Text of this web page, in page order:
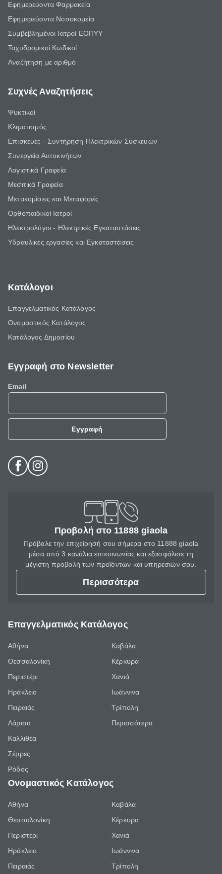
Εφημερεύοντα Φαρμακεία
Εφημερεύοντα Νοσοκομεία
Συμβεβλημένοι Ιατροί ΕΟΠΥΥ
Ταχυδρομικοί Κωδικοί
Αναζήτηση με αριθμό
Συχνές Αναζητήσεις
Ψυκτικοί
Κλιματισμός
Επισκευές - Συντήρηση Ηλεκτρικών Συσκευών
Συνεργεία Αυτοκινήτων
Λογιστικά Γραφεία
Μεσιτικά Γραφεία
Μετακομίσεις και Μεταφορές
Ορθοπαιδικοί Ιατροί
Ηλεκτρολόγοι - Ηλεκτρικές Εγκαταστάσεις
Υδραυλικές εργασίες και Εγκαταστάσεις
Κατάλογοι
Επαγγελματικός Κατάλογος
Ονομαστικός Κατάλογος
Κατάλογος Δημοσίου
Εγγραφή στο Newsletter
Email
Εγγραφή
Προβολή στο 11888 giaola
Πρόβαλε την επιχείρησή σου σήμερα στο 11888 giaola
μέσα από 3 κανάλια επικοινωνίας και εξασφάλισε τη
μέγιστη προβολή των προϊόντων και υπηρεσιών σου.
Περισσότερα
Επαγγελματικός Κατάλογος
Αθήνα
Θεσσαλονίκη
Περιστέρι
Ηράκλειο
Πειραιάς
Λάρισα
Καλλιθέα
Σέρρες
Ρόδος
Καβάλα
Κέρκυρα
Χανιά
Ιωάννινα
Τρίπολη
Περισσότερα
Ονομαστικός Κατάλογος
Αθήνα
Θεσσαλονίκη
Περιστέρι
Ηράκλειο
Πειραιάς
Καβάλα
Κέρκυρα
Χανιά
Ιωάννινα
Τρίπολη